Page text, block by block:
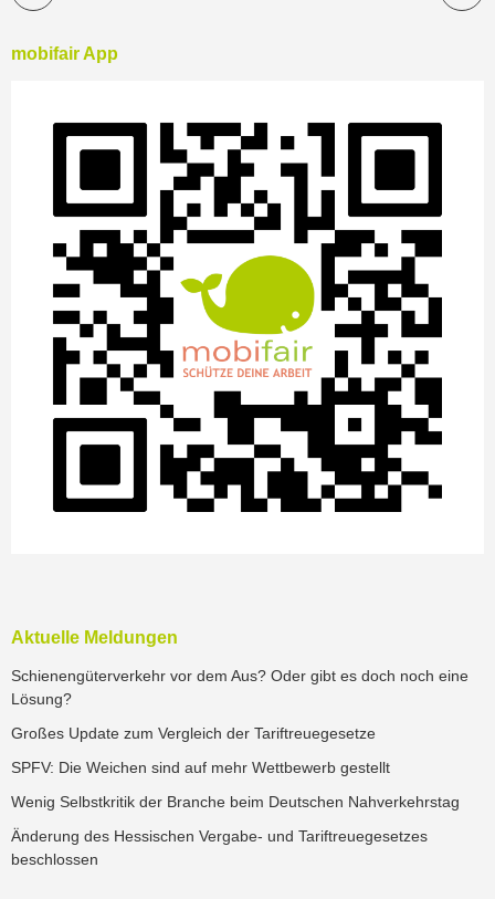
mobifair App
Aktuelle Meldungen
Schienengüterverkehr vor dem Aus? Oder gibt es doch noch eine
Lösung?
Großes Update zum Vergleich der Tariftreuegesetze
SPFV: Die Weichen sind auf mehr Wettbewerb gestellt
Wenig Selbstkritik der Branche beim Deutschen Nahverkehrstag
Änderung des Hessischen Vergabe- und Tariftreuegesetzes
beschlossen